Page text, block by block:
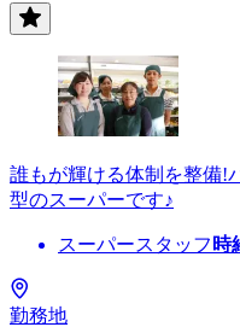
誰もが輝ける体制を整備!
型のスーパーです♪
スーパースタッフ 時
勤務地